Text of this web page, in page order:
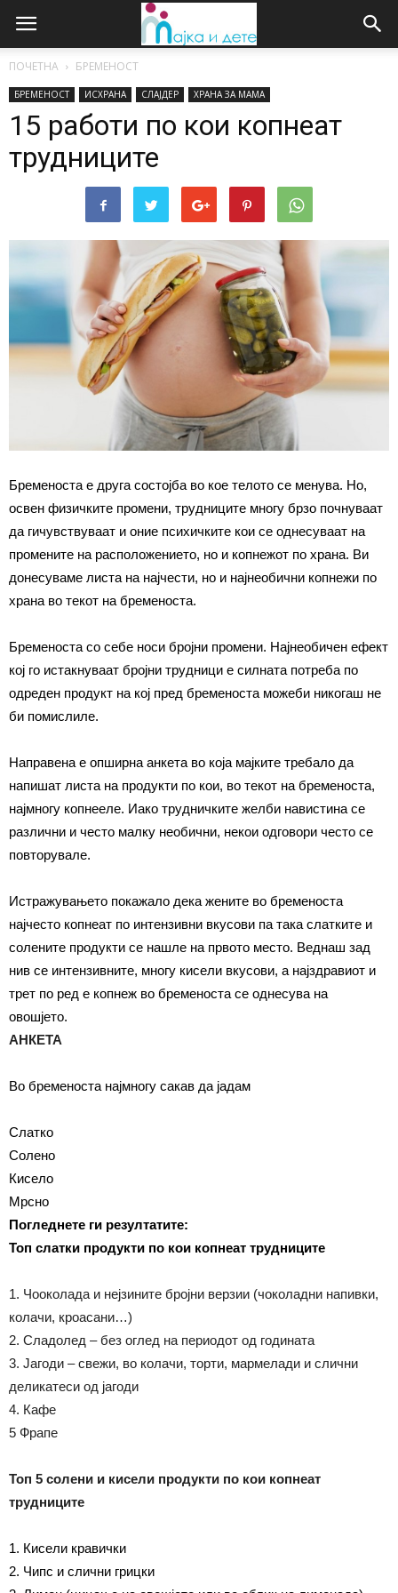
ПОЧЕТНА БРЕМЕНОСТ
БРЕМЕНОСТ ИСХРАНА СЛАЈДЕР ХРАНА ЗА МАМА
15 работи по кои копнеат
трудниците
Бременоста е друга состојба во кое телото се менува. Но,
освен физичките промени, трудниците многу брзо почнуваат
да гичувствуваат и оние психичките кои се однесуваат на
промените на расположението, но и копнежот по храна. Ви
донесуваме листа на најчести, но и најнеобични копнежи по
храна во текот на бременоста.
Бременоста со себе носи бројни промени. Најнеобичен ефект
кој го истакнуваат бројни трудници е силната потреба по
одреден продукт на кој пред бременоста можеби никогаш не
би помислиле.
Направена е опширна анкета во која мајките требало да
напишат листа на продукти по кои, во текот на бременоста,
најмногу копнееле. Иако трудничките желби навистина се
различни и често малку необични, некои одговори често се
повторувале.
Истражувањето покажало дека жените во бременоста
најчесто копнеат по интензивни вкусови па така слатките и
солените продукти се нашле на првото место. Веднаш зад
нив се интензивните, многу кисели вкусови, а најздравиот и
трет по ред е копнеж во бременоста се однесува на
овошјето.
АНКЕТА
Во бременоста најмногу сакав да јадам
Слатко
Солено
Кисело
Мрсно
Погледнете ги резултатите:
Топ слатки продукти по кои копнеат трудниците
1. Чооколада и нејзините бројни верзии (чоколадни напивки,
колачи, кроасани…)
2. Сладолед – без оглед на периодот од годината
3. Јагоди – свежи, во колачи, торти, мармелади и слични
деликатеси од јагоди
4. Кафе
5 Фрапе
Топ 5 солени и кисели продукти по кои копнеат
трудниците
1. Кисели кравички
2. Чипс и слични грицки